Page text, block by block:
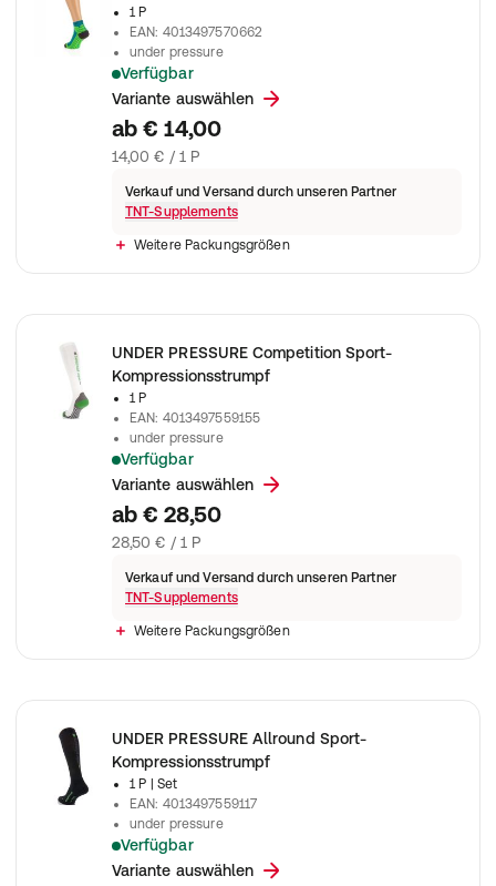
1 P
EAN: 4013497570662
under pressure
Verfügbar
SNEAKERS geben optimalen Halt, reduzieren Reibstellen
Variante auswählen
ab € 14,00
14,00 € / 1 P
Verkauf und Versand durch unseren Partner
TNT-Supplements
Weitere Packungsgrößen
UNDER PRESSURE Competition Sport-
Kompressionsstrumpf
1 P
EAN: 4013497559155
under pressure
Verfügbar
Sorgt für mehr Unterstützung und Leistung beim Laufen,
Variante auswählen
ab € 28,50
28,50 € / 1 P
Verkauf und Versand durch unseren Partner
TNT-Supplements
Weitere Packungsgrößen
UNDER PRESSURE Allround Sport-
Kompressionsstrumpf
1 P
| Set
EAN: 4013497559117
under pressure
Verfügbar
der optimale Regenerationsbeschleuniger lässt Dich einfach
Variante auswählen